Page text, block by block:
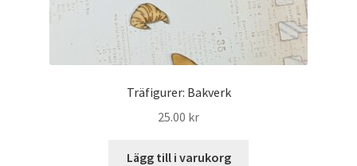
Träfigurer: Bakverk
25.00 kr
Lägg till i varukorg